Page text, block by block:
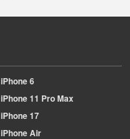
iPhone 6
iPhone 11 Pro Max
iPhone 17
iPhone Air